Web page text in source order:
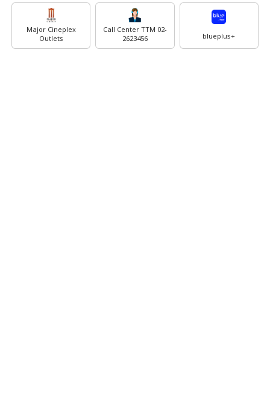
Major Cineplex
Outlets
Call Center TTM 02-
2623456
blueplus+